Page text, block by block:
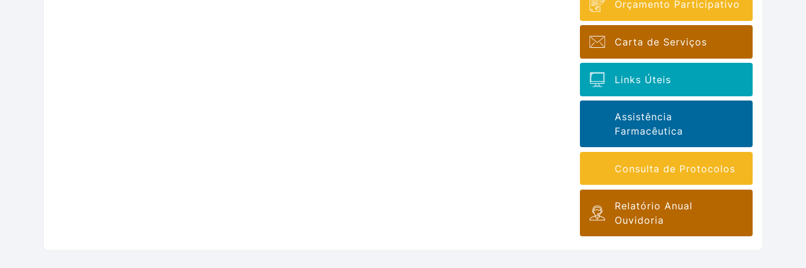
Orçamento Participativo
Carta de Serviços
Links Úteis
Assistência
Farmacêutica
Consulta de Protocolos
Relatório Anual
Ouvidoria